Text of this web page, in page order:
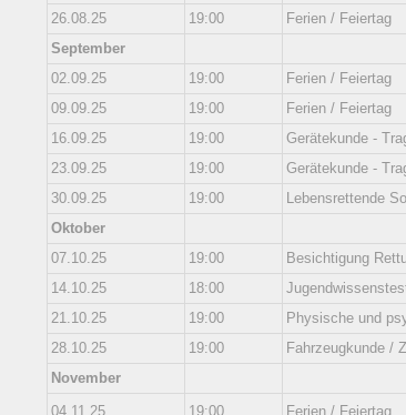
26.08.25
19:00
Ferien / Feiertag
September
02.09.25
19:00
Ferien / Feiertag
09.09.25
19:00
Ferien / Feiertag
16.09.25
19:00
Gerätekunde -
23.09.25
19:00
Gerätekunde -
30.09.25
19:00
Lebensrettende
Oktober
07.10.25
19:00
Besichtigung
14.10.25
18:00
21.10.25
19:00
Physische und
28.10.25
19:00
Fahrzeugkunde /
November
04.11.25
19:00 Ferien / Feiertag